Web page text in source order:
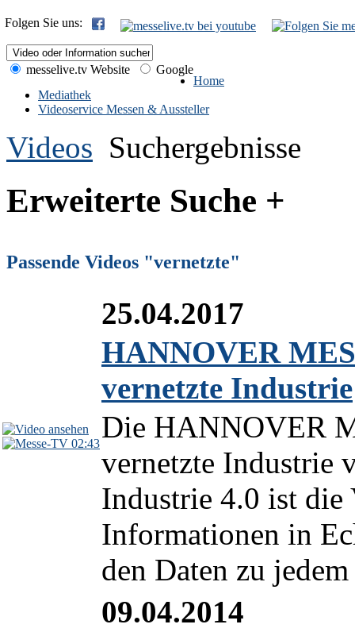
Folgen Sie uns:
messelive.tv Website
Google
Home
Mediathek
Videoservice Messen & Aussteller
Videos Suchergebnisse
Erweiterte Suche +
Passende Videos "vernetzte"
02:43
25.04.2017
HANNOVER
vernetzte Industrie
Die HANNOVER
vernetzte Industrie
Industrie 4.0 ist die
Informationen in
den Daten zu
09.04.2014